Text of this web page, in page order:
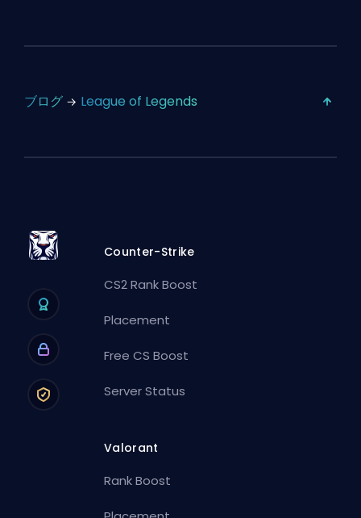
ブログ League of Legends
Counter-Strike
CS2 Rank Boost
Placement
Free CS Boost
Server Status
Valorant
Rank Boost